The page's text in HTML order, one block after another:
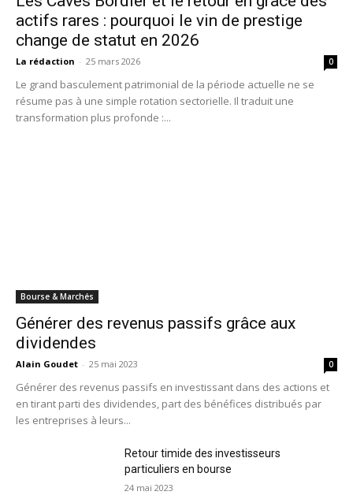
actifs rares : pourquoi le vin de prestige
change de statut en 2026
La rédaction - 25 mars 2026 0
Le grand basculement patrimonial de la période actuelle ne se
résume pas à une simple rotation sectorielle. Il traduit une
transformation plus profonde :...
Bourse & Marchés
Générer des revenus passifs grâce aux
dividendes
Alain Goudet - 25 mai 2023 0
Générer des revenus passifs en investissant dans des actions et
en tirant parti des dividendes, part des bénéfices distribués par
les entreprises à leurs...
Retour timide des investisseurs
particuliers en bourse
24 mai 2023